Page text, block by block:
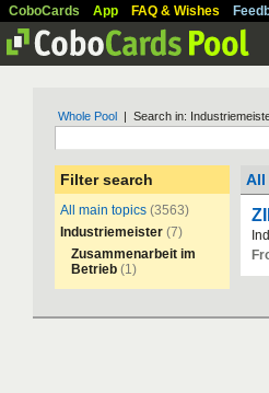
CoboCards App FAQ & Wishes
Whole Pool | Search in:
Filter search
All main topics (3563)
Industriemeister (7)
Zusammenarbeit im
Betrieb (1)
All